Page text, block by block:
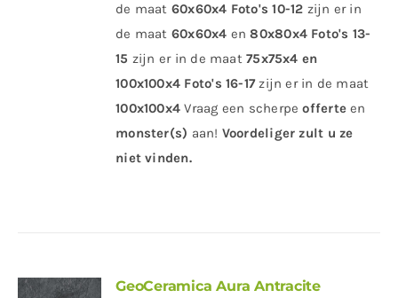
de maat 60x60x4 Foto's 10-12 zijn er in
de maat 60x60x4 en80x80x4 Foto's 13-
15 zijn er in de maat75x75x4 en
100x100x4 Foto's 16-17zijn er in de maat
100x100x4 Vraag een scherpe offerteen
monster(s) aan! Voordeliger zult u ze
niet vinden.
GeoCeramica Aura Antracite